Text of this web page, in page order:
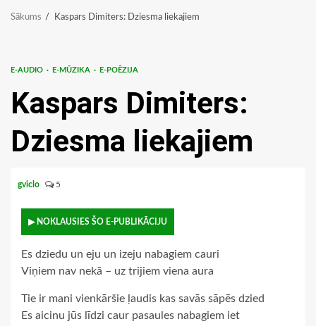
Sākums Kaspars Dimiters: Dziesma liekajiem
E-AUDIO E-MŪZIKA E-POĒZIJA
Kaspars Dimiters:
Dziesma liekajiem
gviclo 5
▶ NOKLAUSIES ŠO E-PUBLIKĀCIJU
Es dziedu un eju un izeju nabagiem cauri
Viņiem nav nekā – uz trijiem viena aura
Tie ir mani vienkāršie ļaudis kas savās sāpēs dzied
Es aicinu jūs līdzi caur pasaules nabagiem iet